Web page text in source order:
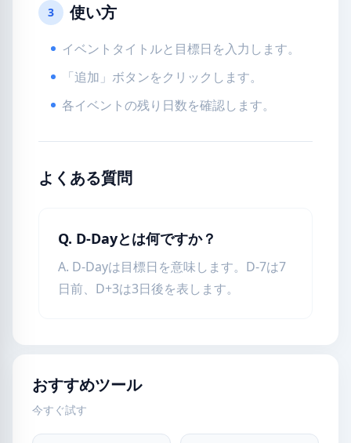
3 使い方
イベントタイトルと目標日を入力します。
「追加」ボタンをクリックします。
各イベントの残り日数を確認します。
よくある質問
Q. D-Dayとは何ですか？
A. D-Dayは目標日を意味します。D-7は7
日前、D+3は3日後を表します。
おすすめツール
今すぐ試す